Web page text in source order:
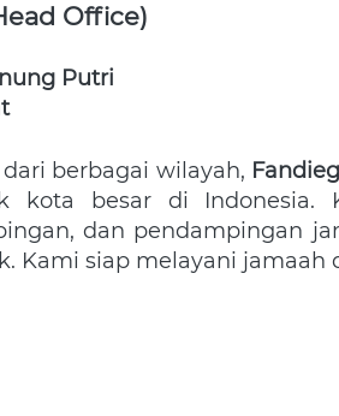
Office)
Putri
berbagai wilayah,
kota besar di Indonesia.
dan pendampingan
Kami siap melayani jamaah